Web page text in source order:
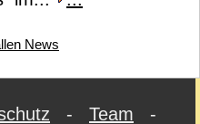
News
- Team -